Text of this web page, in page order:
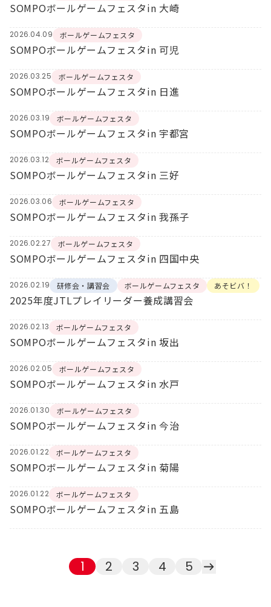
SOMPOボールゲームフェスタin 大崎
2026.04.09 ボールゲームフェスタ
SOMPOボールゲームフェスタin 可児
2026.03.25 ボールゲームフェスタ
SOMPOボールゲームフェスタin 日進
2026.03.19 ボールゲームフェスタ
SOMPOボールゲームフェスタin 宇都宮
2026.03.12 ボールゲームフェスタ
SOMPOボールゲームフェスタin 三好
2026.03.06 ボールゲームフェスタ
SOMPOボールゲームフェスタin 我孫子
2026.02.27 ボールゲームフェスタ
SOMPOボールゲームフェスタin 四国中央
2026.02.19 研修会・講習会 ボールゲームフェスタ あそビバ！
2025年度JTLプレイリーダー養成講習会
2026.02.13 ボールゲームフェスタ
SOMPOボールゲームフェスタin 坂出
2026.02.05 ボールゲームフェスタ
SOMPOボールゲームフェスタin 水戸
2026.01.30 ボールゲームフェスタ
SOMPOボールゲームフェスタin 今治
2026.01.22 ボールゲームフェスタ
SOMPOボールゲームフェスタin 菊陽
2026.01.22 ボールゲームフェスタ
SOMPOボールゲームフェスタin 五島
1 2 3 4 5